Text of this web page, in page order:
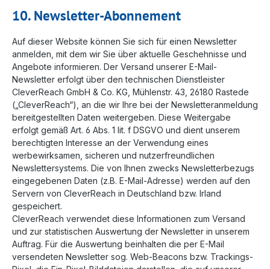
10. Newsletter-Abonnement
Auf dieser Website können Sie sich für einen Newsletter
anmelden, mit dem wir Sie über aktuelle Geschehnisse und
Angebote informieren. Der Versand unserer E-Mail-
Newsletter erfolgt über den technischen Dienstleister
CleverReach GmbH & Co. KG, Mühlenstr. 43, 26180 Rastede
(„CleverReach“), an die wir Ihre bei der Newsletteranmeldung
bereitgestellten Daten weitergeben. Diese Weitergabe
erfolgt gemäß Art. 6 Abs. 1 lit. f DSGVO und dient unserem
berechtigten Interesse an der Verwendung eines
werbewirksamen, sicheren und nutzerfreundlichen
Newslettersystems. Die von Ihnen zwecks Newsletterbezugs
eingegebenen Daten (z.B. E-Mail-Adresse) werden auf den
Servern von CleverReach in Deutschland bzw. Irland
gespeichert.
CleverReach verwendet diese Informationen zum Versand
und zur statistischen Auswertung der Newsletter in unserem
Auftrag. Für die Auswertung beinhalten die per E-Mail
versendeten Newsletter sog. Web-Beacons bzw. Trackings-